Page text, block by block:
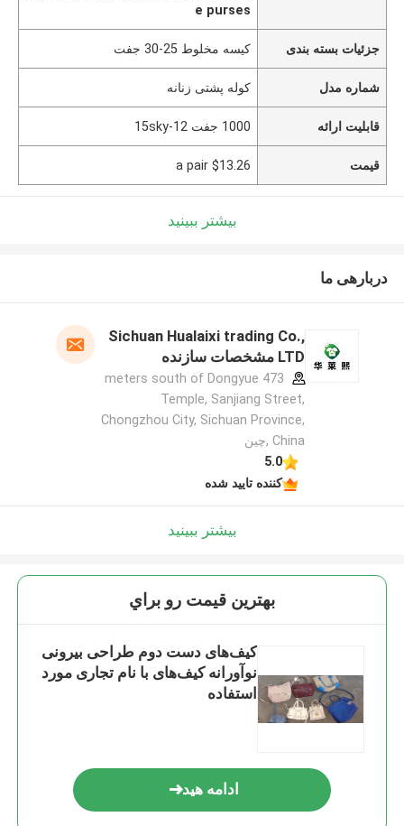
e purses
جزئیات بسته بندی کیسه مخلوط 25-30 جفت
شماره مدل کوله پشتی زنانه
قابلیت ارائه 1000 جفت 12-15sky
قیمت $13.26 a pair
بیشتر ببینید
دربارهی ما
Sichuan Hualaixi trading Co.,
LTD مشخصات سازنده
473 meters south of Dongyue
Temple, Sanjiang Street,
Chongzhou City, Sichuan Province,
China ,چین
5.0
کننده تایید شده
بیشتر ببینید
بهترين قيمت رو براي
کیف‌های دست دوم طراحی بیرونی
نوآورانه کیف‌های با نام تجاری مورد
استفاده
ادامه هید